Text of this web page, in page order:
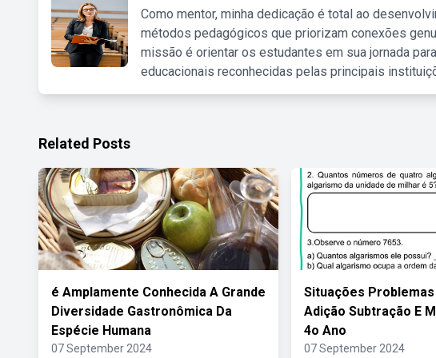
Como mentor, minha dedicação é total ao
métodos pedagógicos que priorizam conexões
missão é orientar os estudantes em sua jornada
educacionais reconhecidas pelas principais
Related Posts
é Amplamente Conhecida A Grande
Diversidade Gastronômica Da
Espécie Humana
07 September 2024
Situações
Adição Subtração E
4o Ano
07 September 2024